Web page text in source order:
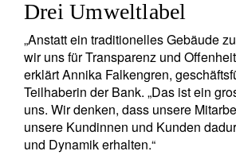
Drei Umweltlabel
„Anstatt ein traditionelles Gebäude
wir uns für Transparenz und
erklärt Annika Falkengren,
Teilhaberin der Bank. „Das ist ein
uns. Wir denken, dass unsere
unsere Kundinnen und Kunden
und Dynamik erhalten.“